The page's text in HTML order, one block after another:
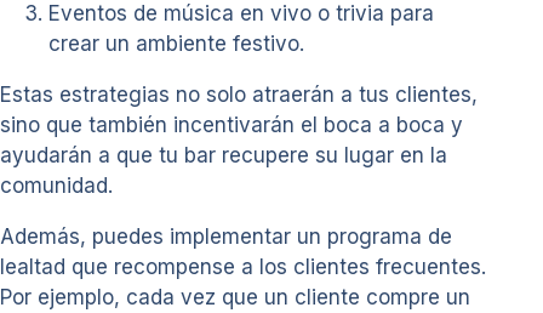
Eventos de música en vivo o trivia para
crear un ambiente festivo.
Estas estrategias no solo atraerán a tus clientes,
sino que también incentivarán el boca a boca y
ayudarán a que tu bar recupere su lugar en la
comunidad.
Además, puedes implementar un programa de
lealtad que recompense a los clientes frecuentes.
Por ejemplo, cada vez que un cliente compre un